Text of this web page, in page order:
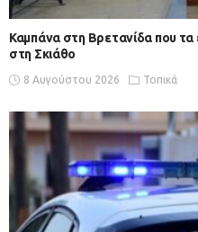
Καμπάνα στη Βρετανίδα που τα
στη Σκιάθο
8 Αυγούστου 2026 Τοπικά